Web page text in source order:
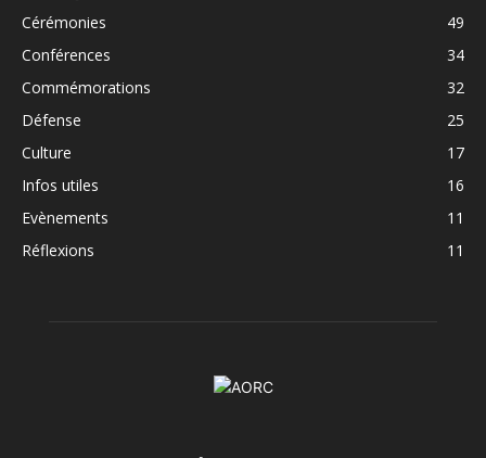
Cérémonies
49
Conférences
34
Commémorations
32
Défense
25
Culture
17
Infos utiles
16
Evènements
11
Réflexions
11